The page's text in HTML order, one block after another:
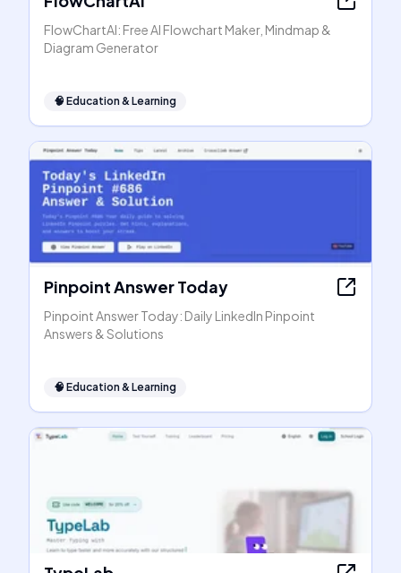
FlowChartAI: Free AI Flowchart Maker, Mindmap &
Diagram Generator
🧠 Education & Learning
Pinpoint Answer Today
Pinpoint Answer Today: Daily LinkedIn Pinpoint
Answers & Solutions
🧠 Education & Learning